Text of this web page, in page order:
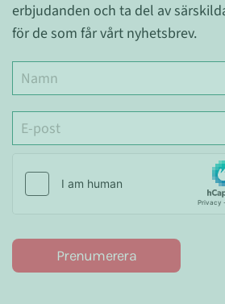
erbjudanden och ta del av
för de som får vårt nyhetsbrev.
Prenumerera